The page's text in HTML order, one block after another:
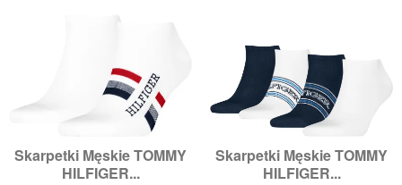
Skarpetki Męskie TOMMY
HILFIGER...
Skarpetki Męskie TOMMY
HILFIGER...